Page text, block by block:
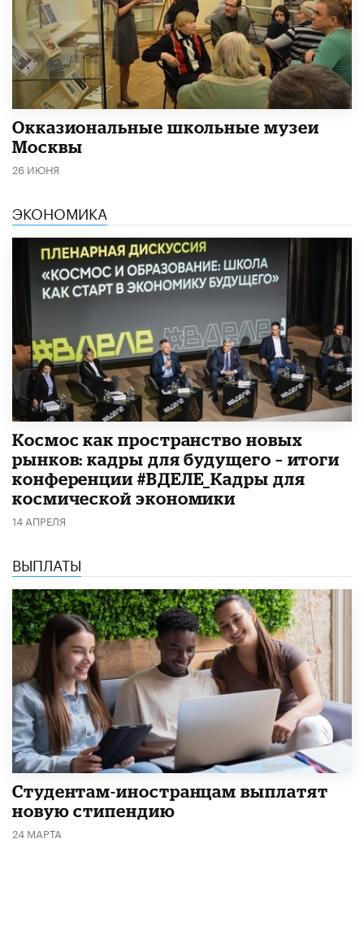
​Окказиональные школьные музеи
Москвы
26 ИЮНЯ
ЭКОНОМИКА
Космос как пространство новых
рынков: кадры для будущего – итоги
конференции #ВДЕЛЕ_Кадры для
космической экономики
14 АПРЕЛЯ
ВЫПЛАТЫ
Студентам-иностранцам выплатят
новую стипендию
24 МАРТА